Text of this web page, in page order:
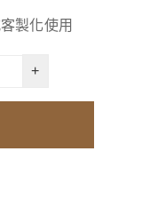
製化使用
+